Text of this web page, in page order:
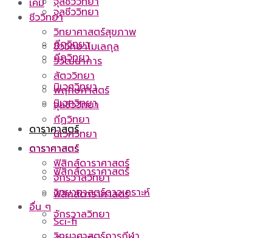
จุลชีววิทยา
กีฏวิทยา
นิเวศวิทยา
ดาราศาสตร์
ฟิสิกส์ดาราศาสตร์
กีฏวิทยา
นิเวศวิทยา
ดาราศาสตร์
ฟิสิกส์ดาราศาสตร์
จักรวาลวิทยา
เคมี
ชีววิทยา
วิทยาศาสตร์สุขภาพ
ชีววิทยาโมเลกุล
วิวัฒนาการ
สัตววิทยา
พฤกษศาสตร์
จุลชีววิทยา
กีฏวิทยา
นิเวศวิทยา
ดาราศาสตร์
ฟิสิกส์ดาราศาสตร์
จักรวาลวิทยา
วิทยาศาสตร์ดาวเคราะห์
อื่น ๆ
Sci-fi